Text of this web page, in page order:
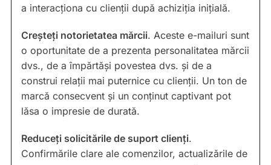
a interacționa cu clienții după achiziția inițială.
Creșteți notorietatea mărcii. Aceste e-mailuri sunt
o oportunitate de a prezenta personalitatea mărcii
dvs., de a împărtăși povestea dvs. și de a
construi relații mai puternice cu clienții. Un ton de
marcă consecvent și un conținut captivant pot
lăsa o impresie de durată.
Reduceți solicitările de suport clienți.
Confirmările clare ale comenzilor, actualizările de